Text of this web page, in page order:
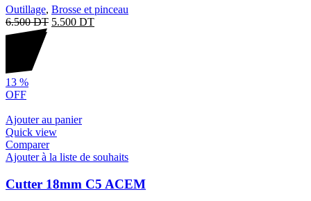
Outillage, Brosse et pinceau
6.500DT 5.500 DT
13 %
OFF
Ajouter au panier
Quick view
Comparer
Ajouter à la liste de souhaits
Cutter 18mm C5 ACEM